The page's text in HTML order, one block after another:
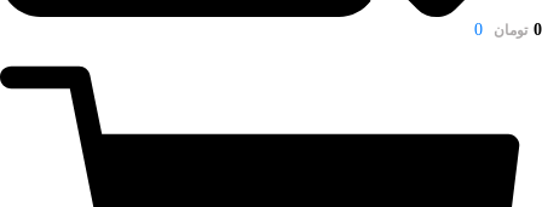
تومان 0
0